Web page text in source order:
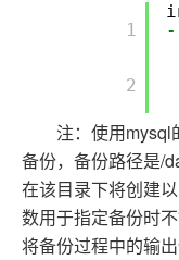
        1
        2
注：使用mysql
备份，备份路径是/
在该目录下将创建
数用于指定备份时
将备份过程中的输